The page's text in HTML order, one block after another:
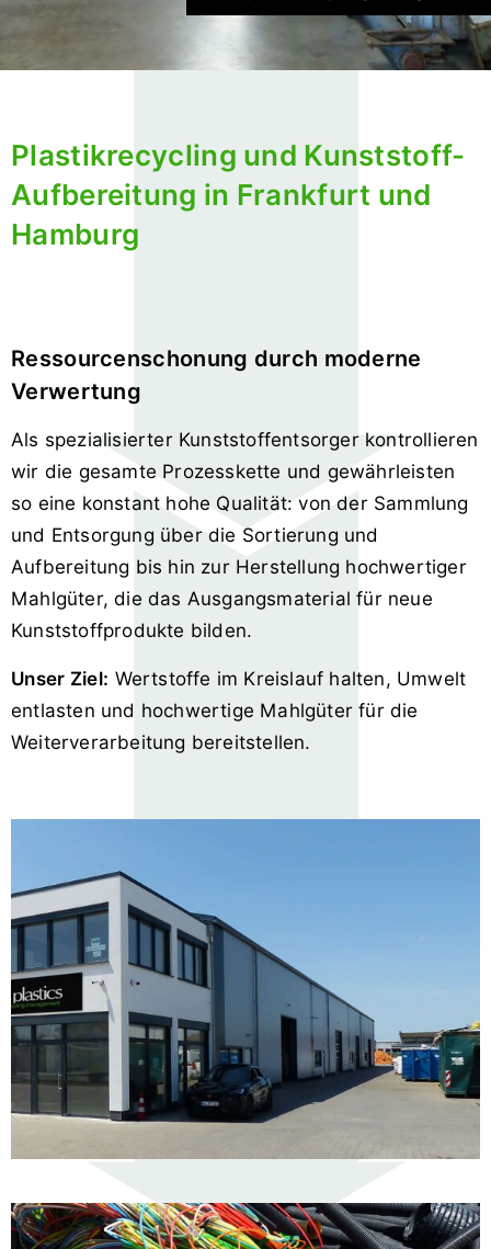
Plastikrecycling und Kunststoff-
Aufbereitung in Frankfurt und
Hamburg
Ressourcenschonung durch moderne
Verwertung
Als spezialisierter Kunststoffentsorger kontrollieren
wir die gesamte Prozesskette und gewährleisten
so eine konstant hohe Qualität: von der Sammlung
und Entsorgung über die Sortierung und
Aufbereitung bis hin zur Herstellung hochwertiger
Mahlgüter, die das Ausgangs­material für neue
Kunststoffprodukte bilden.
Unser Ziel: Wertstoffe im Kreislauf halten, Umwelt
entlasten und hochwertige Mahlgüter für die
Weiterverarbeitung bereitstellen.